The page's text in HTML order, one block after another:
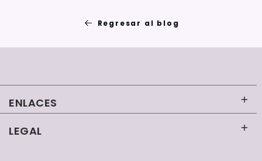
Regresar al blog
ENLACES
Inicio
LEGAL